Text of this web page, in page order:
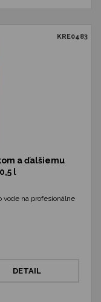
KRE0483
a ďalšiemu
l
na profesionálne
DETAIL